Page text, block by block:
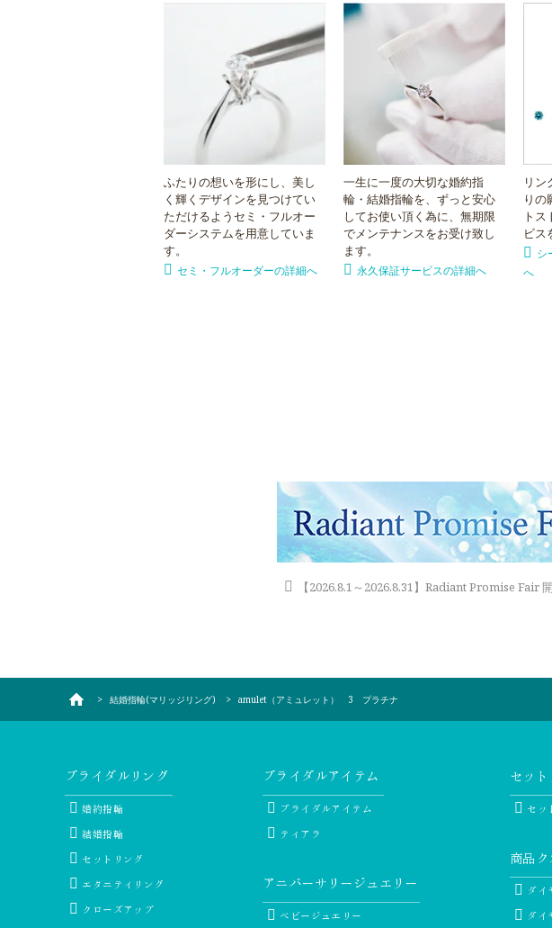
ふたりの想いを形にし、美し
く輝くデザインを見つけてい
ただけるようセミ・フルオー
ダーシステムを用意していま
す。
セミ・フルオーダーの詳細へ
一生に一度の大切な婚約指
輪・結婚指輪を、ずっと安心
してお使い頂く為に、無期限
でメンテナンスをお受け致し
ます。
永久保証サービスの詳細へ
リン
りの
ト
ビス
シ
へ
【2026.8.1～2026.8.31】Radiant Promise Fair
結婚指輪(マリッジリング) amulet（アミュレット） 3 プラチナ
ブライダルリング
婚約指輪
結婚指輪
セットリング
エタニティリング
クローズアップ
ブライダルアイテム
ブライダルアイテム
ティアラ
アニバーサリージュエリー
ベビージュエリー
セット
セッ
商品ク
ダイ
ダイ